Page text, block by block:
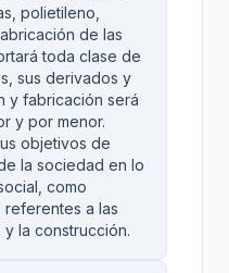
polietileno,
de las
toda clase de
sus derivados y
y fabricación será
y por menor.
objetivos de
la sociedad en lo
como
a las
la construcción.